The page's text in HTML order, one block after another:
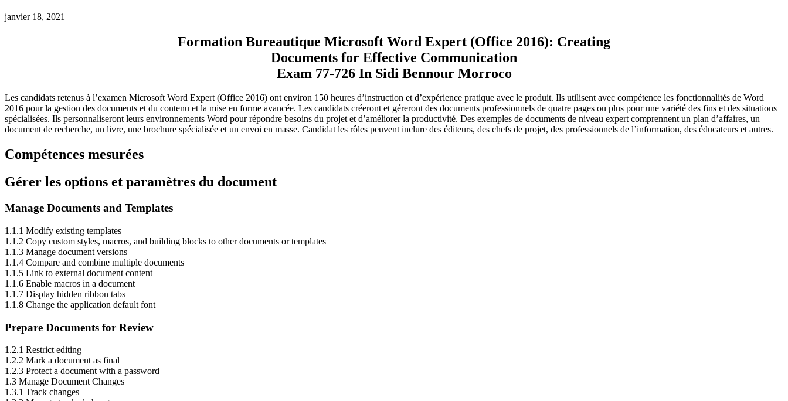
janvier 18, 2021
Formation Bureautique Microsoft Word Expert (Office 2016): Creating
Documents for Effective Communication
Exam 77-726 In Sidi Bennour Morroco
Les candidats retenus à l’examen Microsoft Word Expert (Office 2016) ont environ 150 heures d’instruction et d’expérience pratique avec le produit. Ils utilisent avec compétence les fonctionnalités de Word
2016 pour la gestion des documents et du contenu et la mise en forme avancée. Les candidats créeront et géreront des documents professionnels de quatre pages ou plus pour une variété des fins et des situations
spécialisées. Ils personnaliseront leurs environnements Word pour répondre besoins du projet et d’améliorer la productivité. Des exemples de documents de niveau expert comprennent un plan d’affaires, un
document de recherche, un livre, une brochure spécialisée et un envoi en masse. Candidat les rôles peuvent inclure des éditeurs, des chefs de projet, des professionnels de l’information, des éducateurs et autres.
Compétences mesurées
Gérer les options et paramètres du document
Manage Documents and Templates
1.1.1 Modify existing templates
1.1.2 Copy custom styles, macros, and building blocks to other documents or templates
1.1.3 Manage document versions
1.1.4 Compare and combine multiple documents
1.1.5 Link to external document content
1.1.6 Enable macros in a document
1.1.7 Display hidden ribbon tabs
1.1.8 Change the application default font
Prepare Documents for Review
1.2.1 Restrict editing
1.2.2 Mark a document as final
1.2.3 Protect a document with a password
1.3 Manage Document Changes
1.3.1 Track changes